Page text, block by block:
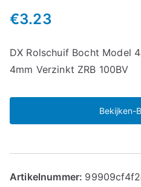
€3.23
DX Rolschuif Bocht Model
4mm Verzinkt ZRB 100BV
Bekijken-
Artikelnummer: